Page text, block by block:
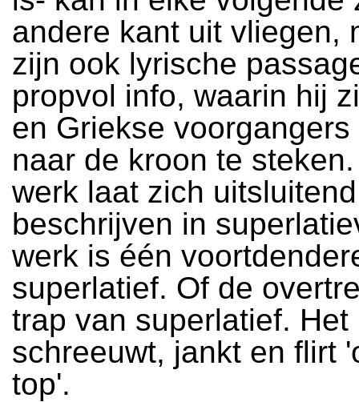
andere kant uit vliegen,
zijn ook lyrische
propvol info, waarin hij
en Griekse
naar de kroon te steken.
werk laat zich uitsluitend
beschrijven in
werk is één
superlatief. Of de
trap van superlatief. Het
schreeuwt, jankt en flirt
top'.